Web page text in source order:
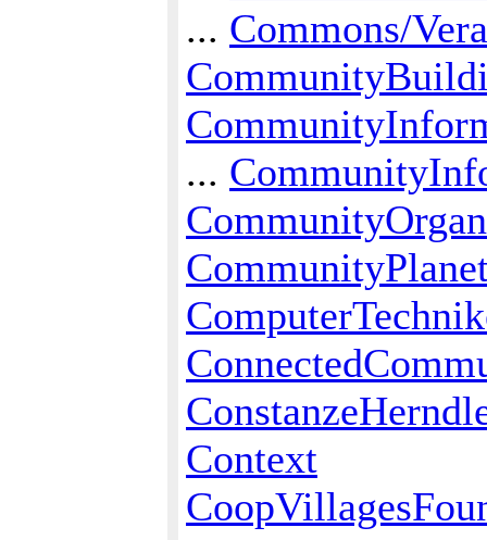
... Commons/
...
Context